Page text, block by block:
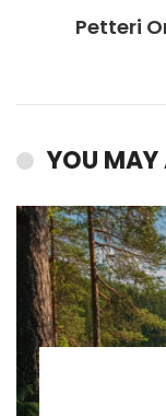
Petteri
YOU MAY